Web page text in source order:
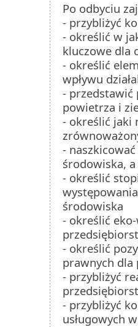
Po odbyciu
- przybliżyć
- określić w
kluczowe dla
- określić
wpływu
- przedstawić
powietrza i
- określić jaki
-
środowiska, a
- określić
środowiska
- określić
- określić
prawnych
- przybliżyć
- przybliżyć
usługowych